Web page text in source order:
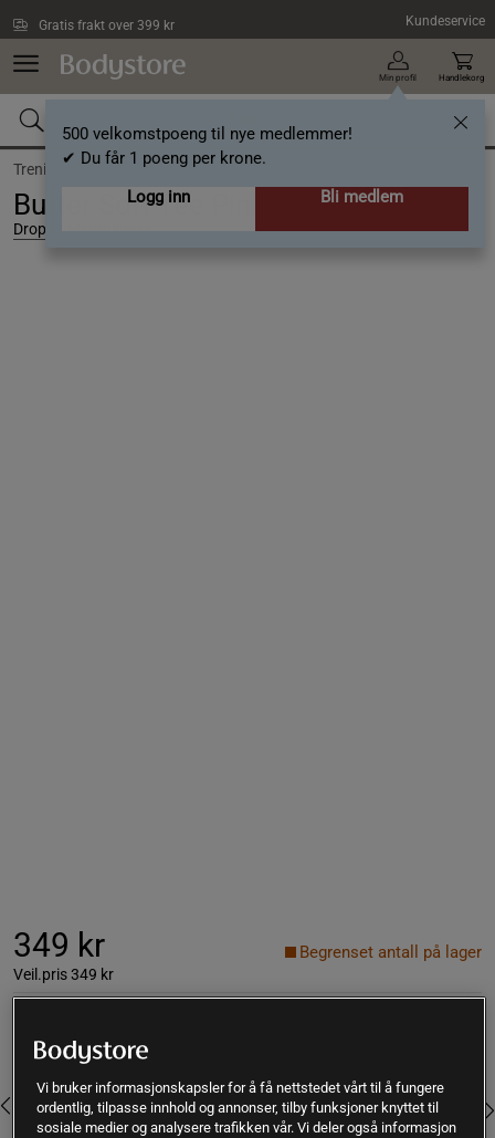
Gratis frakt over 399 kr Kundeservice
Min profil
500 velkomstpoeng til nye medlemmer!
✔ Du får 1 poeng per krone.
Logg inn
Bli medlem
Handlekorg
Trening / Klær / T-trøye
Butter Soft Tee Pink Blush, S
Drop of Mindfulness
349 kr
Veil.pris349 kr
Begrenset antall på lager
Vi bruker informasjonskapsler for å få nettstedet vårt til å fungere
ordentlig, tilpasse innhold og annonser, tilby funksjoner knyttet til
sosiale medier og analysere trafikken vår. Vi deler også informasjon